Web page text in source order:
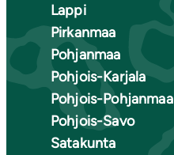
Lappi
Pirkanmaa
Pohjanmaa
Pohjois-Karjala
Pohjois-Pohjanmaa
Pohjois-Savo
Satakunta